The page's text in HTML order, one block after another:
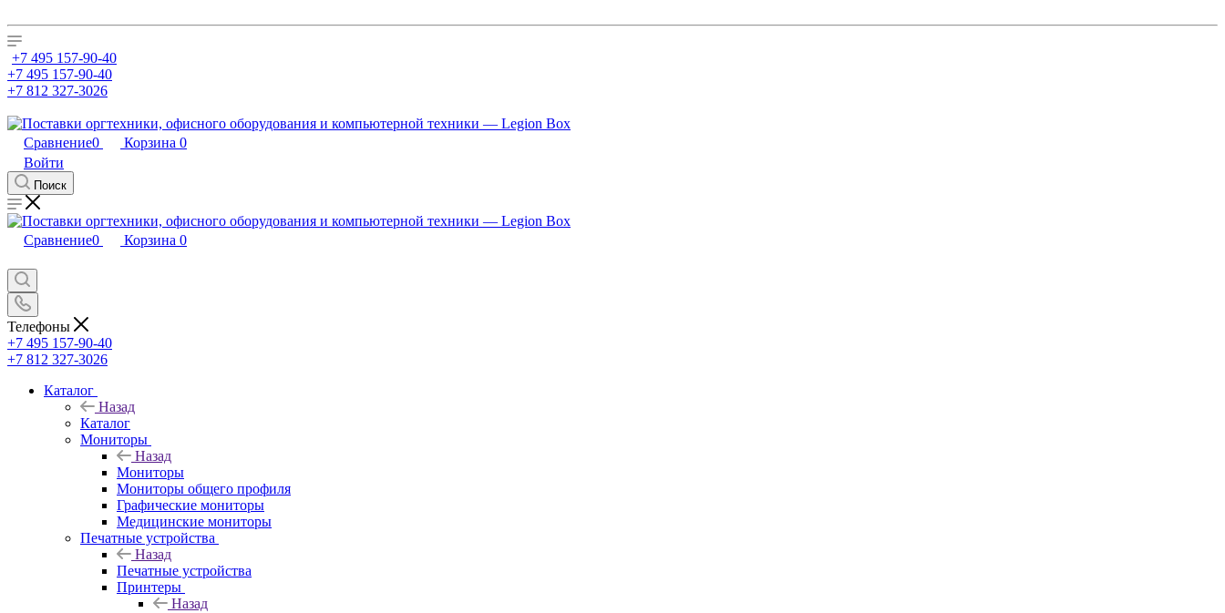
+7 495 157-90-40
+7 495 157-90-40
+7 812 327-3026
Сравнение0 Корзина 0
Войти
Поиск
Сравнение0 Корзина 0
Телефоны
+7 495 157-90-40
+7 812 327-3026
Каталог
Назад
Каталог
Мониторы
Назад
Мониторы
Мониторы общего профиля
Графические мониторы
Медицинские мониторы
Печатные устройства
Назад
Печатные устройства
Принтеры
Назад